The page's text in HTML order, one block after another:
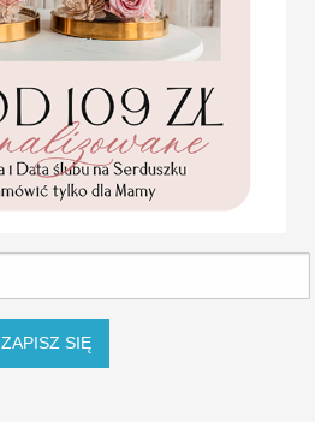
OPCJE WINIETKI
SZNUREK
ZAPISZ SIĘ